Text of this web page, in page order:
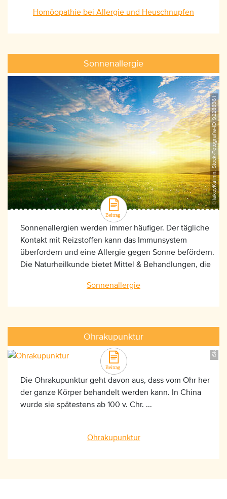
Homöopathie bei Allergie und Heuschnupfen
Sonnenallergie
©IakovKalinin, Stock-Fotografie-ID:92288361
Sonnenallergien werden immer häufiger. Der tägliche
Kontakt mit Reizstoffen kann das Immunsystem
überfordern und eine Allergie gegen Sonne befördern.
Die Naturheilkunde bietet Mittel & Behandlungen, die
Sonnenallergie
Ohrakupunktur iStock_000004507537, ©300dpi
Die Ohrakupunktur geht davon aus, dass vom Ohr her
der ganze Körper behandelt werden kann. In China
wurde sie spätestens ab 100 v. Chr. ...
Ohrakupunktur